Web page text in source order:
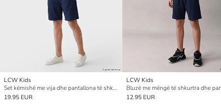
LCW Kids
Set këmishë me vija dhe pantallona të shkurtra për djem
19.95 EUR
LCW Kids
12.95 EUR